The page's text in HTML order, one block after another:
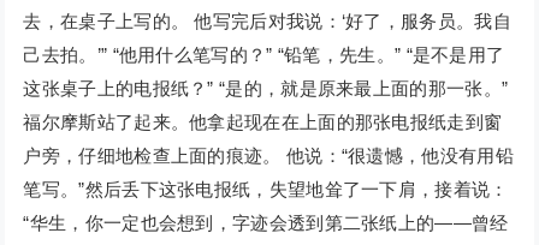
去，在桌子上写的。 他写完后对我说：‘好了，服务员。我自
己去拍。’” “他用什么笔写的？” “铅笔，先生。” “是不是用了
这张桌子上的电报纸？” “是的，就是原来最上面的那一张。”
福尔摩斯站了起来。他拿起现在在上面的那张电报纸走到窗
户旁，仔细地检查上面的痕迹。 他说：“很遗憾，他没有用铅
笔写。”然后丢下这张电报纸，失望地耸了一下肩，接着说：
“华生，你一定也会想到，字迹会透到第二张纸上的——曾经